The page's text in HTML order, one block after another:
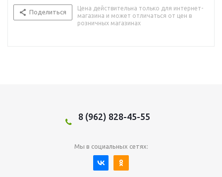
Поделиться
Цена действительна только для интернет-
магазина и может отличаться от цен в
розничных магазинах
8 (962) 828-45-55
Мы в социальных сетях: